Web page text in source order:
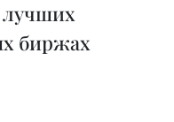
лучших
биржах